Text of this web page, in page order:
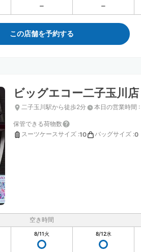
この店舗を予約する
ビッグエコー二子玉川店
二子玉川駅から徒歩2分 本日の営業時間 :
保管できる荷物数
スーツケースサイズ :10 バッグサイズ :0
空き時間
8/11火 8/12水